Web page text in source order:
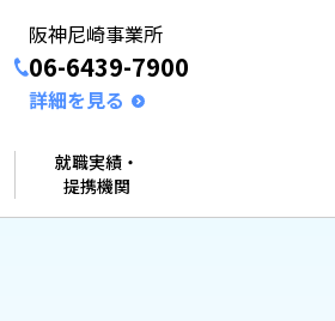
阪神尼崎事業所
06-6439-7900
詳細を見る
就職実績・
提携機関